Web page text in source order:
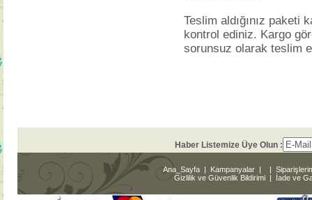
Teslim aldığınız paketi
kontrol ediniz. Kargo
sorunsuz olarak teslim
Haber Listemize Üye Olun :
Ana_Sayfa| Kampanyalar| |
Gizlilik ve Güvenlik Bildirimi | İade ve